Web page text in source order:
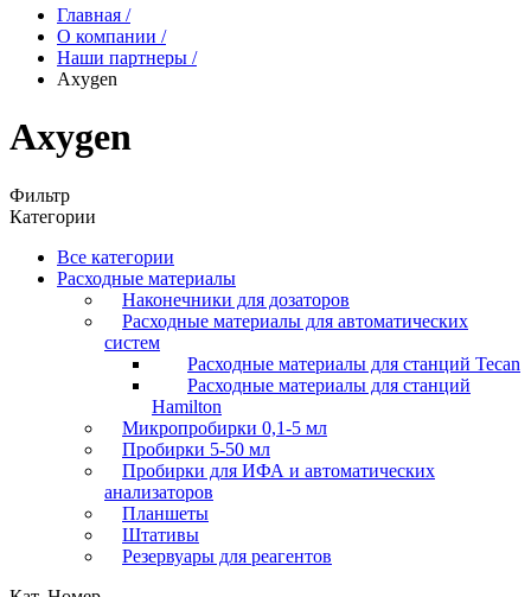
Главная /
О компании /
Наши партнеры /
Axygen
Axygen
Фильтр
Категории
Все категории
Расходные материалы
Наконечники для дозаторов
Расходные материалы для автоматических
систем
Расходные материалы для станций Tecan
Расходные материалы для станций
Hamilton
Микропробирки 0,1-5 мл
Пробирки 5-50 мл
Пробирки для ИФА и автоматических
анализаторов
Планшеты
Штативы
Резервуары для реагентов